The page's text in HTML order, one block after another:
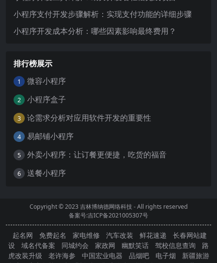
小程序支付开发步骤解析：实现支付功能的详细步骤
小程序开发成本分析：哪些因素影响最终费用？
排行榜展示
1 微容小程序
2 小程序盒子
3 论需求分析对应用软件开发的重要性
4 易邮铺小程序
5 外卖小程序：让订餐更便捷，吃货的福音
6 送餐小程序
Copyright © 2023吉林博纳德网络科技- All rights reserved
备案号:吉ICP备2021005307号
起名网 免费起名 家电维修 汽车改装 鲜花速递
长春网站建
设
域名代备案 同城约会 家政网 幽默笑话 驾校信息查询
路
虎改装升级
老许海参 中国宏业电器 品烟吧 电子烟
新疆旅游